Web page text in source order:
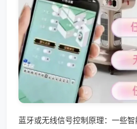
蓝牙或无线信号控制原理：一些